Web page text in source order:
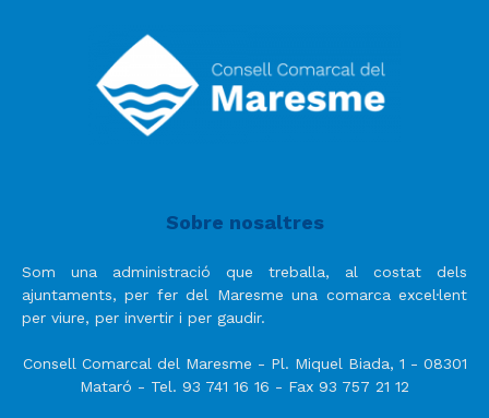
Sobre nosaltres
Som una administració que treballa, al costat dels
ajuntaments, per fer del Maresme una comarca excel·lent
per viure, per invertir i per gaudir.
Consell Comarcal del Maresme - Pl. Miquel Biada, 1 - 08301
Mataró - Tel. 93 741 16 16 - Fax 93 757 21 12